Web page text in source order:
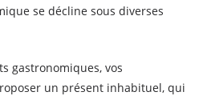
se décline sous diverses
gastronomiques, vos
un présent inhabituel, qui